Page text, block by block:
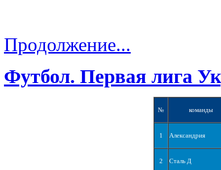
Продолжение...
Футбол. Первая лига
№ команды
1 Александрия
2 Сталь Д